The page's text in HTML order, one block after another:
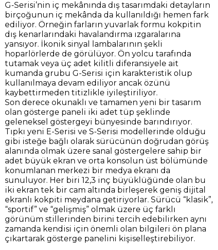
G-Serisi’nin iç mekânında dış tasarımdaki detayların
birçoğunun iç mekânda da kullanıldığı hemen fark
ediliyor. Örneğin farların yuvarlak formu kokpitin
dış kenarlarındaki havalandırma ızgaralarına
yansıyor. İkonik sinyal lambalarının şekli
hoparlörlerde de görülüyor. Ön yolcu tarafında
tutamak veya üç adet kilitli diferansiyele ait
kumanda grubu G-Serisi için karakteristik olup
kullanılmaya devam ediliyor ancak özünü
kaybettirmeden titizlikle iyileştiriliyor.
Son derece okunaklı ve tamamen yeni bir tasarım
olan gösterge paneli iki adet tüp şeklinde
geleneksel göstergeyi bünyesinde barındırıyor.
Tıpkı yeni E-Serisi ve S-Serisi modellerinde olduğu
gibi isteğe bağlı olarak sürücünün doğrudan görüş
alanında olmak üzere sanal göstergelere sahip bir
adet büyük ekran ve orta konsolun üst bölümünde
konumlanan merkezi bir medya ekranı da
sunuluyor. Her biri 12,3 inç büyüklüğünde olan bu
iki ekran tek bir cam altında birleşerek geniş dijital
ekranlı kokpiti meydana getiriyorlar. Sürücü “klasik”,
“sportif” ve “gelişmiş” olmak üzere üç farklı
görünüm stillerinden birini tercih edebilirken aynı
zamanda kendisi için önemli olan bilgileri ön plana
çıkartarak gösterge panelini kişiselleştirebiliyor.